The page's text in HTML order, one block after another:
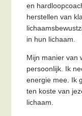
en
herstellen van
in hun lichaam.
Mijn manier van
persoonlijk. Ik
energie mee. Ik
ten koste van
lichaam.